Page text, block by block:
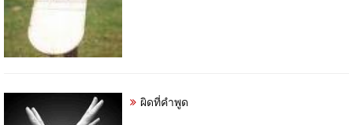
ผิดที่คำพูด